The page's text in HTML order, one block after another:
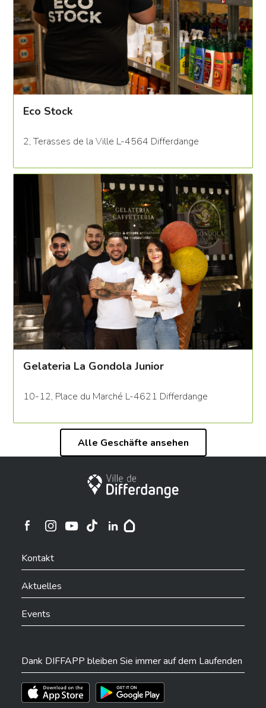
Eco Stock
2, Terasses de la Ville L-4564 Differdange
Gelateria La Gondola Junior
10-12, Place du Marché L-4621 Differdange
Alle Geschäfte ansehen
Stadt Differdingen
Ville de Differdange sur Instagram
Kontakt
Aktuelles
Events
Dank DIFFAPP bleiben Sie immer auf dem Laufenden
Téléchargez l'app sur l'App StoreTéléchargez l'app sur Play Store